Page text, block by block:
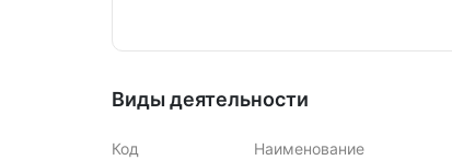
Виды деятельности
Код Наименование